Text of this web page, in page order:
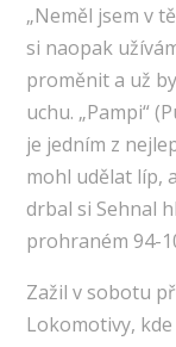
„Neměl jsem v
si naopak
proměnit a už
uchu. „Pampi“
je jedním z
mohl udělat líp,
drbal si Sehnal
prohraném 94-
Zažil v sobotu
Lokomotivy,